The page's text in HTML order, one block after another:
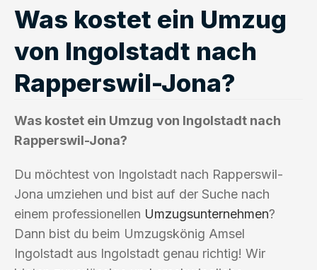
Was kostet ein Umzug
von Ingolstadt nach
Rapperswil-Jona?
Was kostet ein Umzug von Ingolstadt nach
Rapperswil-Jona?
Du möchtest von Ingolstadt nach Rapperswil-
Jona umziehen und bist auf der Suche nach
einem professionellen Umzugsunternehmen?
Dann bist du beim Umzugskönig Amsel
Ingolstadt aus Ingolstadt genau richtig! Wir